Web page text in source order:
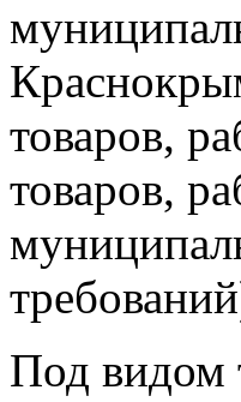
товаров,
товаров,
Под видом